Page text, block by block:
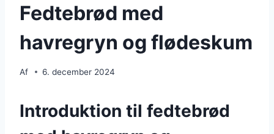
Fedtebrød med
havregryn og flødeskum
Af 6. december 2024
Introduktion til fedtebrød